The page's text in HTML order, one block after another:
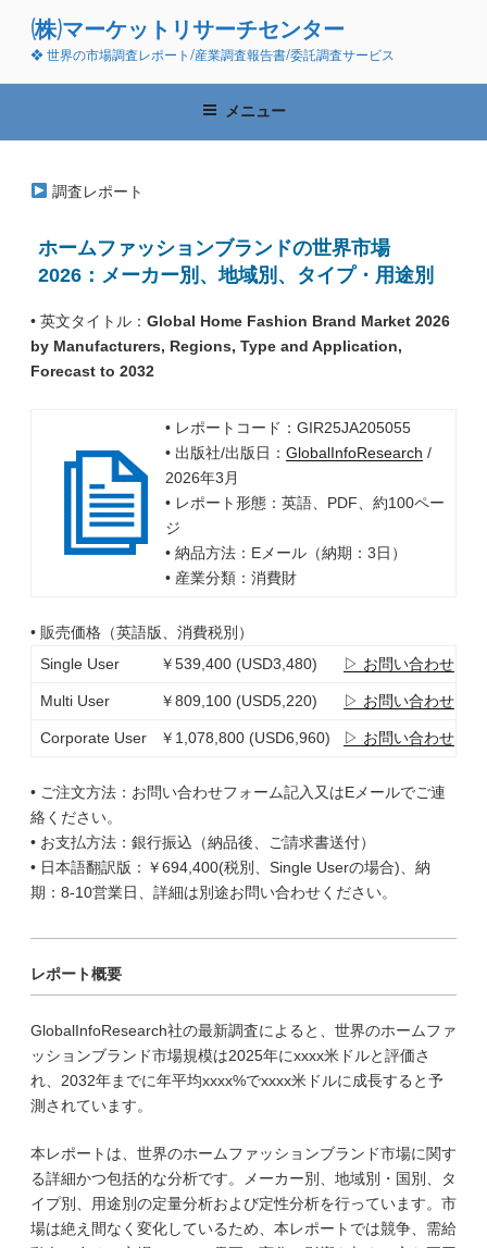
ン
(株)マーケットリサーチセンター
❖ 世界の市場調査レポート/産業調査報告書/委託調査サービス
メニュー
調査レポート
ホームファッションブランドの世界市場
2026：メーカー別、地域別、タイプ・用途別
• 英文タイトル： Global Home Fashion Brand Market 2026
by Manufacturers, Regions, Type and Application,
Forecast to 2032
• レポートコード：GIR25JA205055
• 出版社/出版日： GlobalInfoResearch /
2026年3月
• レポート形態：英語、PDF、約100ペー
ジ
• 納品方法：Eメール（納期：3日）
• 産業分類：消費財
• 販売価格（英語版、消費税別）
Single User
￥539,400 (USD3,480) ▷ お問い合わせ
Multi User ￥809,100 (USD5,220) ▷ お問い合わせ
Corporate User ￥1,078,800 (USD6,960) ▷ お問い合わせ
• ご注文方法：お問い合わせフォーム記入又はEメールでご連
絡ください。
• お支払方法：銀行振込（納品後、ご請求書送付）
• 日本語翻訳版：￥694,400(税別、Single Userの場合)、納
期：8-10営業日、詳細は別途お問い合わせください。
レポート概要
GlobalInfoResearch社の最新調査によると、世界のホームファ
ッションブランド市場規模は2025年にxxxx米ドルと評価さ
れ、2032年までに年平均xxxx%でxxxx米ドルに成長すると予
測されています。
本レポートは、世界のホームファッションブランド市場に関す
る詳細かつ包括的な分析です。メーカー別、地域別・国別、タ
イプ別、用途別の定量分析および定性分析を行っています。市
場は絶え間なく変化しているため、本レポートでは競争、需給